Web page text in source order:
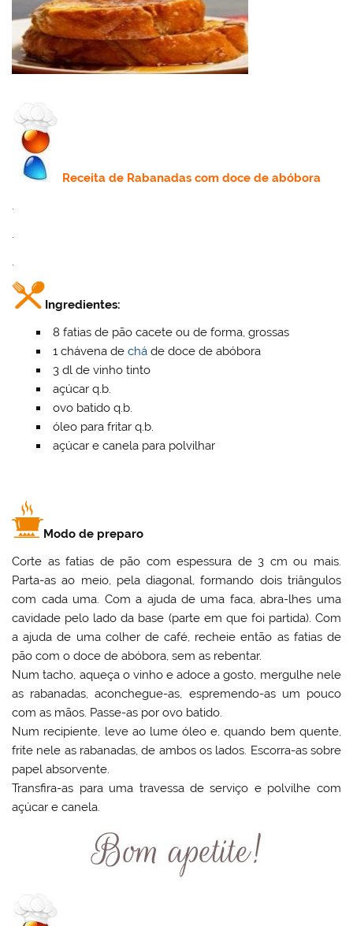
Receitade Rabanadas com doce de abóbora
.
.
.
Ingredientes:
8 fatias de pão cacete ou de forma, grossas
1 chávena de cháde doce de abóbora
3 dl de vinho tinto
açúcar q.b.
ovo batido q.b.
óleo para fritar q.b.
açúcar e canela para polvilhar
Modo de preparo
Corte as fatias de pão com espessura de 3 cm ou mais.
Parta-as ao meio, pela diagonal, formando dois triângulos
com cada uma. Com a ajuda de uma faca, abra-lhes uma
cavidade pelo lado da base (parte em que foi partida). Com
a ajuda de uma colher de café, recheie então as fatias de
pão com o doce de abóbora, sem as rebentar.
Num tacho, aqueça o vinho e adoce a gosto, mergulhe nele
as rabanadas, aconchegue-as, espremendo-as um pouco
com as mãos. Passe-as por ovo batido.
Num recipiente, leve ao lume óleo e, quando bem quente,
frite nele as rabanadas, de ambos os lados. Escorra-as sobre
papel absorvente.
Transfira-as para uma travessa de serviço e polvilhe com
açúcar e canela.